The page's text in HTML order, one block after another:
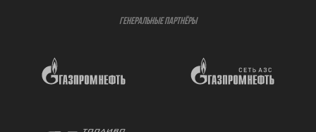
ГЕНЕРАЛЬНЫЕ ПАРТНЁРЫ